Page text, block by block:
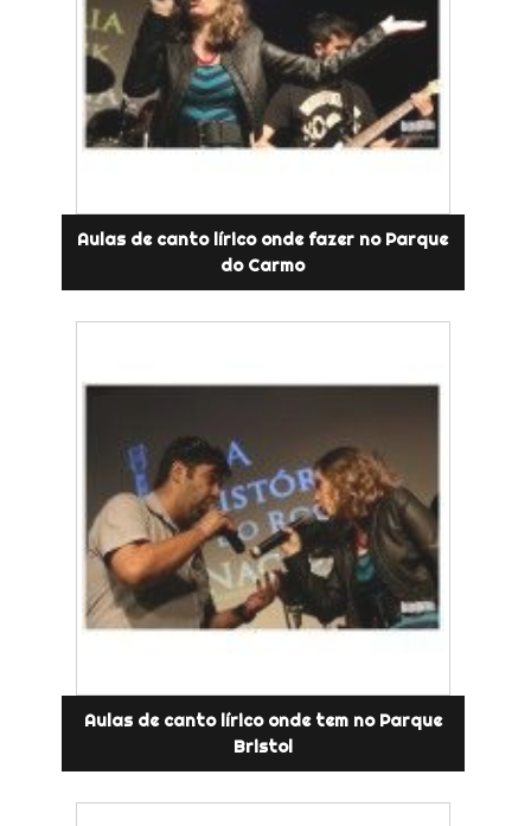
Aulas de canto lírico onde fazer no Parque
do Carmo
Aulas de canto lírico onde tem no Parque
Bristol